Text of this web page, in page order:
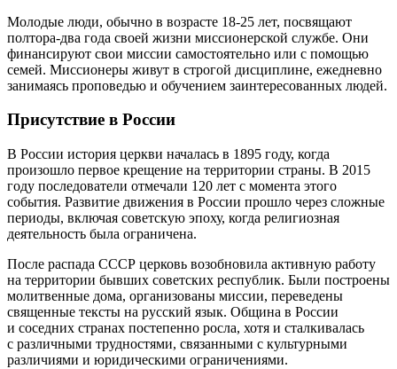
Молодые люди, обычно в возрасте 18-25 лет, посвящают
полтора-два года своей жизни миссионерской службе. Они
финансируют свои миссии самостоятельно или с помощью
семей. Миссионеры живут в строгой дисциплине, ежедневно
занимаясь проповедью и обучением заинтересованных людей.
Присутствие в России
В России история церкви началась в 1895 году, когда
произошло первое крещение на территории страны. В 2015
году последователи отмечали 120 лет с момента этого
события. Развитие движения в России прошло через сложные
периоды, включая советскую эпоху, когда религиозная
деятельность была ограничена.
После распада СССР церковь возобновила активную работу
на территории бывших советских республик. Были построены
молитвенные дома, организованы миссии, переведены
священные тексты на русский язык. Община в России
и соседних странах постепенно росла, хотя и сталкивалась
с различными трудностями, связанными с культурными
различиями и юридическими ограничениями.